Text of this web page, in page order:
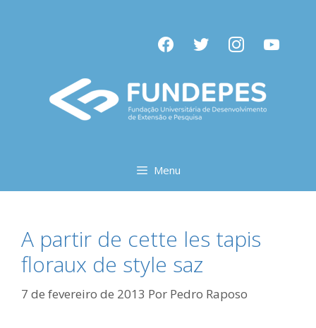
facebooktwitter instagramyoutube
Menu
A partir de cette les tapis
floraux de style saz
7 de fevereiro de 2013 Por Pedro Raposo